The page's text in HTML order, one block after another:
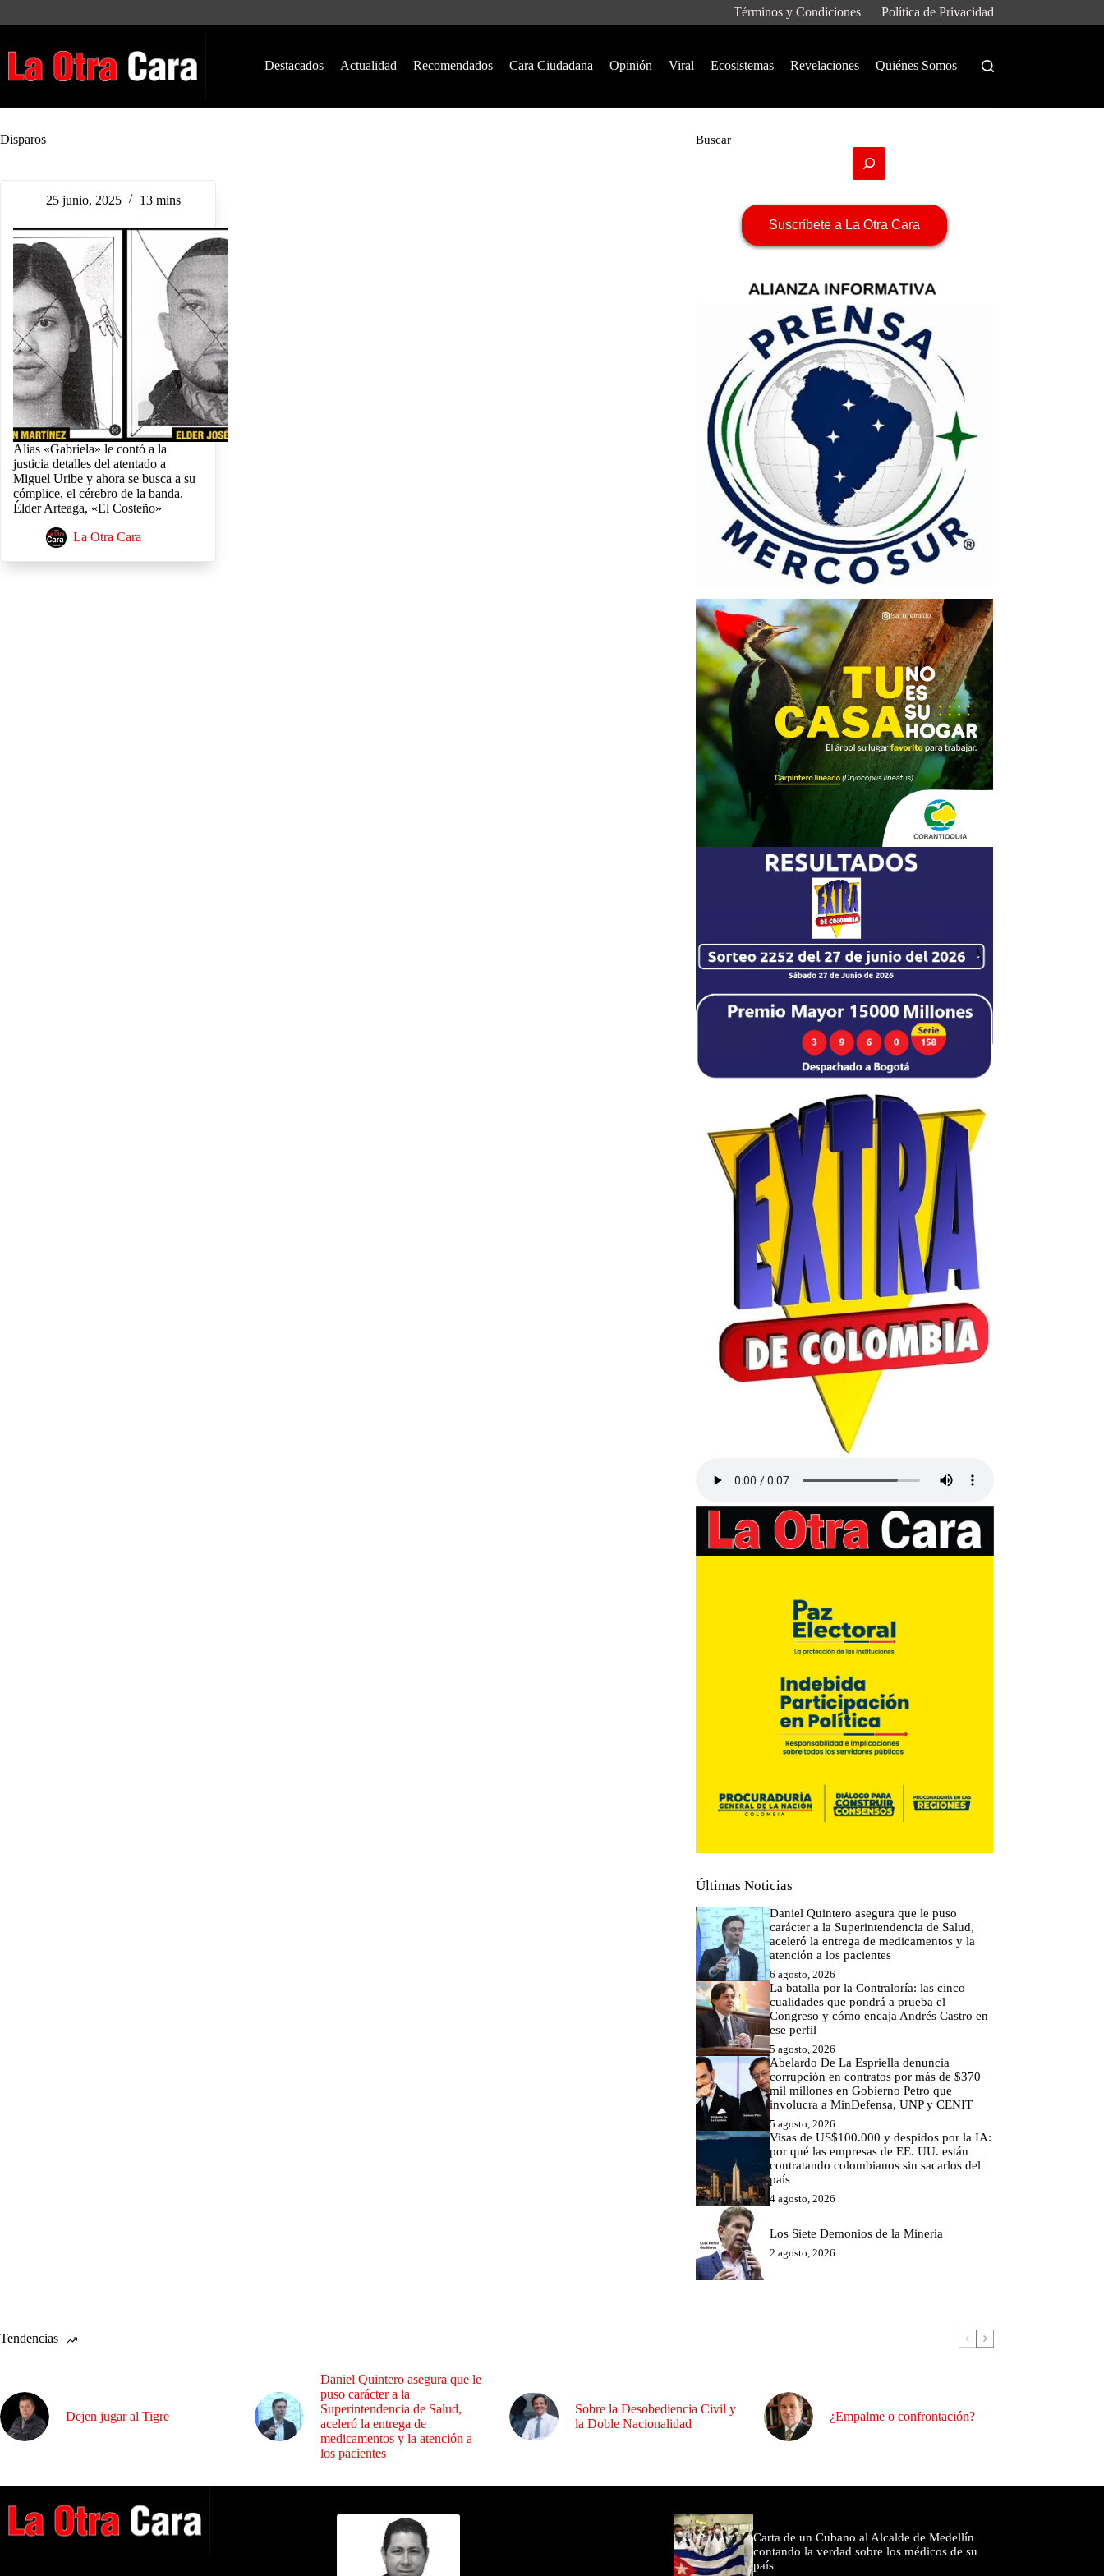
Términos y Condiciones Política de Privacidad
Destacados Actualidad Recomendados Cara Ciudadana Opinión Viral Ecosistemas Revelaciones Quiénes Somos
Disparos
25 junio, 2025 13 mins
Alias «Gabriela» le contó a la
justicia detalles del atentado a
Miguel Uribe y ahora se busca a su
cómplice, el cérebro de la banda,
Élder Arteaga, «El Costeño»
La Otra Cara
Buscar
Suscríbete a La Otra Cara
Últimas Noticias
Daniel Quintero asegura que le puso
carácter a la Superintendencia de Salud,
aceleró la entrega de medicamentos y la
atención a los pacientes
6 agosto, 2026
La batalla por la Contraloría: las cinco
cualidades que pondrá a prueba el
Congreso y cómo encaja Andrés Castro en
ese perfil
5 agosto, 2026
Abelardo De La Espriella denuncia
corrupción en contratos por más de $370
mil millones en Gobierno Petro que
involucra a MinDefensa, UNP y CENIT
5 agosto, 2026
Visas de US$100.000 y despidos por la IA:
por qué las empresas de EE. UU. están
contratando colombianos sin sacarlos del
país
4 agosto, 2026
Los Siete Demonios de la Minería
2 agosto, 2026
Tendencias
Dejen jugar al Tigre
Daniel Quintero asegura que le
puso carácter a la
Superintendencia de Salud,
aceleró la entrega de
medicamentos y la atención a
los pacientes
Sobre la Desobediencia Civil y
la Doble Nacionalidad
¿Empalme o confrontación?
Carta de un Cubano al Alcalde de Medellín
contando la verdad sobre los médicos de su
país